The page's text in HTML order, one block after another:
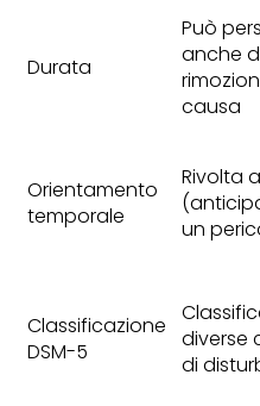
Durata
Può
anche
causa
Orientamento
temporale
Rivolta
un
Classificazione
DSM-5
diverse
di